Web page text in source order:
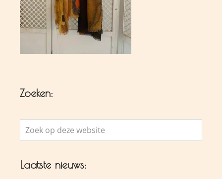
Zoeken:
Zoek
op
website
Laatste nieuws: